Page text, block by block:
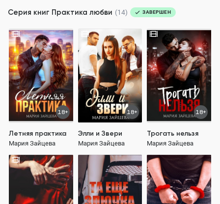
Серия книг Практика любви (14) ЗАВЕРШЕН
18+
Летняя практика
Мария Зайцева
18+
Элли и Звери
Мария Зайцева
18+
Трогать нельзя
Мария Зайцева